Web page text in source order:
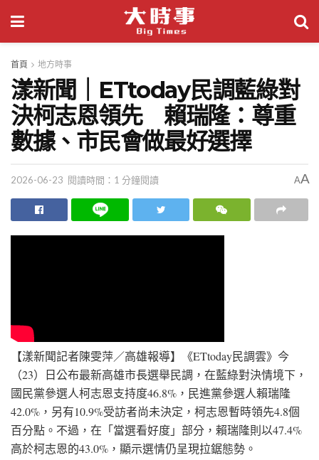
首頁 地方時事
漾新聞｜ETtoday民調藍綠對
決柯志恩領先 賴瑞隆：尊重
數據、市民會做最好選擇
2026-06-23 閱讀時間：1 分鐘閱讀 AA
【漾新聞記者陳雯萍／高雄報導】《ETtoday民調雲》今
（23）日公布最新高雄市長選舉民調，在藍綠對決情境下，
國民黨參選人柯志恩支持度46.8%，民進黨參選人賴瑞隆
42.0%，另有10.9%受訪者尚未決定，柯志恩暫時領先4.8個
百分點。不過，在「當選看好度」部分，賴瑞隆則以47.4%
高於柯志恩的43.0%，顯示選情仍呈現拉鋸態勢。